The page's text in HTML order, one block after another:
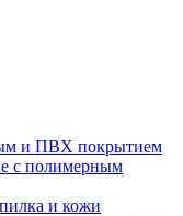
и ПВХ покрытием
с полимерным
и кожи